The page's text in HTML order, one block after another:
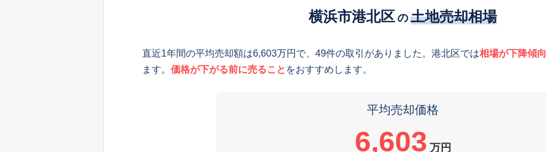
横浜市港北区 の 土地売却相場
直近1年間の平均売却額は6,603万円で、49件の取引がありました。港北区では相場が下降傾向
ます。 価格が下がる前に売ること をおすすめします。
平均売却価格
6,603 万円